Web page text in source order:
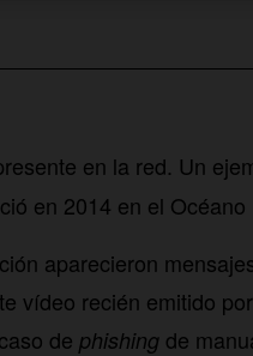
en la red. Un
en 2014 en el Océano
aparecieron
vídeo recién emitido
de phishing de